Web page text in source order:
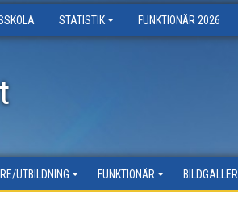
STATISTIK FUNKTIONÄR 2026
UTBILDNING FUNKTIONÄR BILDGALLERI